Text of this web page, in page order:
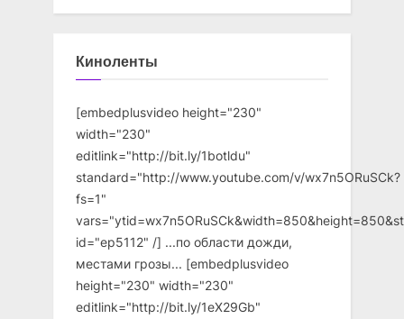
Киноленты
[embedplusvideo height="230"
width="230"
editlink="http://bit.ly/1botldu"
standard="http://www.youtube.com/v/wx7n5ORuSCk?
fs=1"
id="ep5112" /] ...по области дожди,
местами грозы... [embedplusvideo
height="230" width="230"
editlink="http://bit.ly/1eX29Gb"